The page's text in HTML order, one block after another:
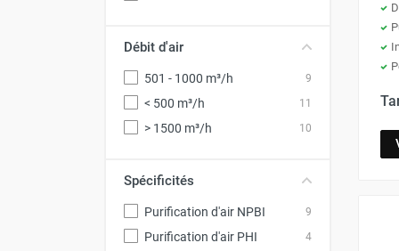
Déstratificateur ventilateur de
Déstratificateur industriel à pales
Déstratificateur industriel caréné
Déstratificateur de plafond design
Déstratificateur Airius
VMC
Caisson d'Extraction VMC tertiaire
Déshumidificateur mobile
professionnel
Débit d'air
501 - 1000 m³/h 9
< 500 m³/h 11
> 1500 m³/h 10
Spécificités
Purification d'air NPBI 9
Purification d'air PHI 4